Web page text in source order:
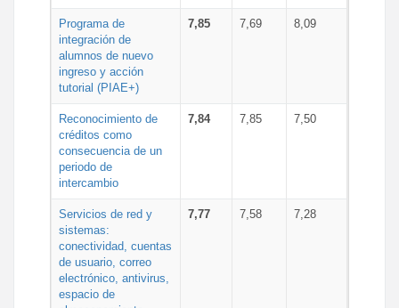
Programa de
integración de
alumnos de nuevo
ingreso y acción
tutorial (PIAE+)
7,85 7,69 8,09
Reconocimiento de
créditos como
consecuencia de un
periodo de
intercambio
7,84 7,85 7,50
Servicios de red y
sistemas:
conectividad, cuentas
de usuario, correo
electrónico, antivirus,
espacio de
7,77 7,58 7,28